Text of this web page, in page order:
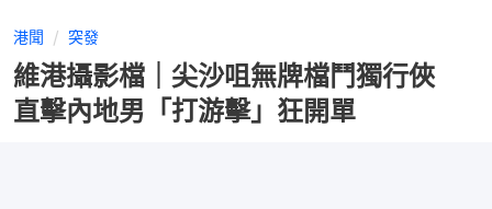
港聞 突發
維港攝影檔｜尖沙咀無牌檔鬥獨行俠
直擊內地男「打游擊」狂開單